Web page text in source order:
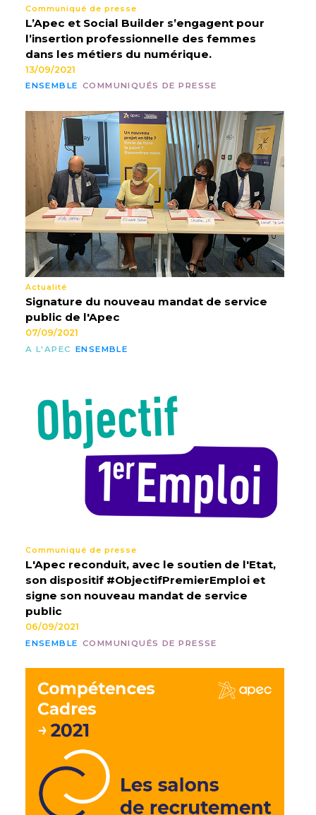
Communiqué de presse
L’Apec et Social Builder s’engagent pour
l’insertion professionnelle des femmes
dans les métiers du numérique.
13/09/2021
ENSEMBLE COMMUNIQUÉS DE PRESSE
Actualité
Signature du nouveau mandat de service
public de l'Apec
07/09/2021
A L'APEC ENSEMBLE
Communiqué de presse
L'Apec reconduit, avec le soutien de l'Etat,
son dispositif #ObjectifPremierEmploi et
signe son nouveau mandat de service
public
06/09/2021
ENSEMBLE COMMUNIQUÉS DE PRESSE